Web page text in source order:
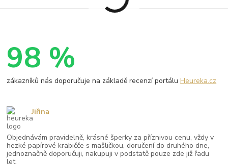
98 %
zákazníků nás doporučuje na základě recenzí portáluHeureka.cz
Objednávám pravidelně, krásné šperky za příznivou cenu, vždy v
hezké papírové krabičče s mašličkou, doručení do druhého dne,
jednoznačně doporučuji, nakupuji v podstatě pouze zde již řadu
let.
Jiřina